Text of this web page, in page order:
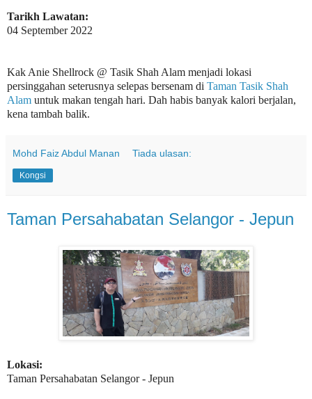
Tarikh Lawatan:
04 September 2022
Kak Anie Shellrock @ Tasik Shah Alam menjadi lokasi
persinggahan seterusnya selepas bersenam di Taman Tasik Shah
Alam untuk makan tengah hari. Dah habis banyak kalori berjalan,
kena tambah balik.
Mohd Faiz Abdul Manan Tiada ulasan:
Kongsi
Taman Persahabatan Selangor - Jepun
Lokasi:
Taman Persahabatan Selangor - Jepun